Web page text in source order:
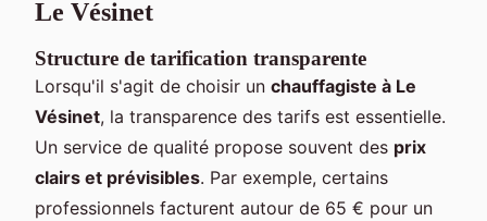
Le Vésinet
Structure de tarification transparente
Lorsqu'il s'agit de choisir un chauffagiste à Le
Vésinet, la transparence des tarifs est essentielle.
Un service de qualité propose souvent des prix
clairs et prévisibles. Par exemple, certains
professionnels facturent autour de 65 € pour un